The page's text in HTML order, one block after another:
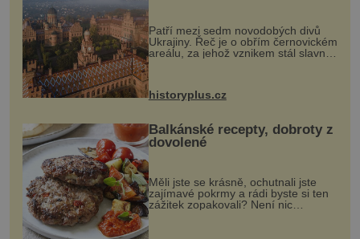
Patří mezi sedm novodobých divů
Ukrajiny. Řeč je o obřím černovickém
areálu, za jehož vznikem stál slavný
český architekt Josef Hlávka. Ten si
na něm dal mimořádně záležet. Jeho
stavební plány by při ...
historyplus.cz
Balkánské recepty, dobroty z
dovolené
Měli jste se krásně, ochutnali jste
zajímavé pokrmy a rádi byste si ten
zážitek zopakovali? Není nic
snazšího. Pljeskavica (10 porcí)
Možná jste ji ochutnali na dovolené v